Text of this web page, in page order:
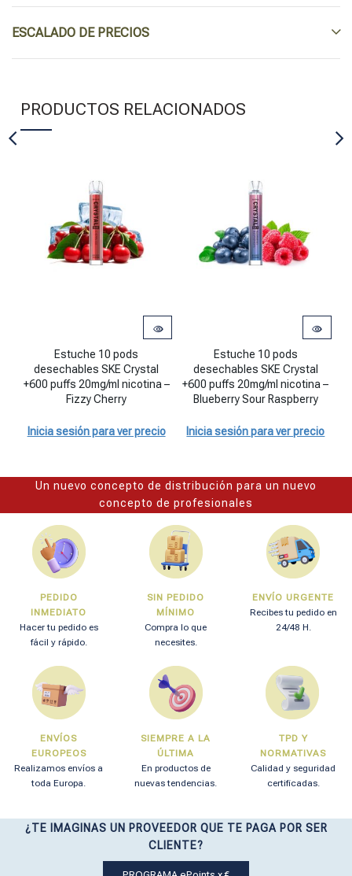
ESCALADO DE PRECIOS
PRODUCTOS RELACIONADOS
Estuche 10 pods desechables SKE Crystal +600 puffs 20mg/ml
Estuche 10 pods
desechables SKE Crystal
+600 puffs 20mg/ml nicotina –
Fizzy Cherry
Inicia sesión para ver precio
Estuche 10 pods desechables
Estuche 10 pods
desechables SKE Crystal
+600 puffs 20mg/ml nicotina –
Blueberry Sour Raspberry
Inicia sesión para ver precio
Un nuevo concepto de distribución para un nuevo
concepto de profesionales
PEDIDO
INMEDIATO
Hacer tu pedido es
fácil y rápido.
SIN PEDIDO
MÍNIMO
Compra lo que
necesites.
ENVÍO URGENTE
Recibes tu pedido en
24/48 H.
ENVÍOS
EUROPEOS
Realizamos envíos a
toda Europa.
SIEMPRE A LA
ÚLTIMA
En productos de
nuevas tendencias.
TPD Y
NORMATIVAS
Calidad y seguridad
certificadas.
¿TE IMAGINAS UN PROVEEDOR QUE TE PAGA POR SER
CLIENTE?